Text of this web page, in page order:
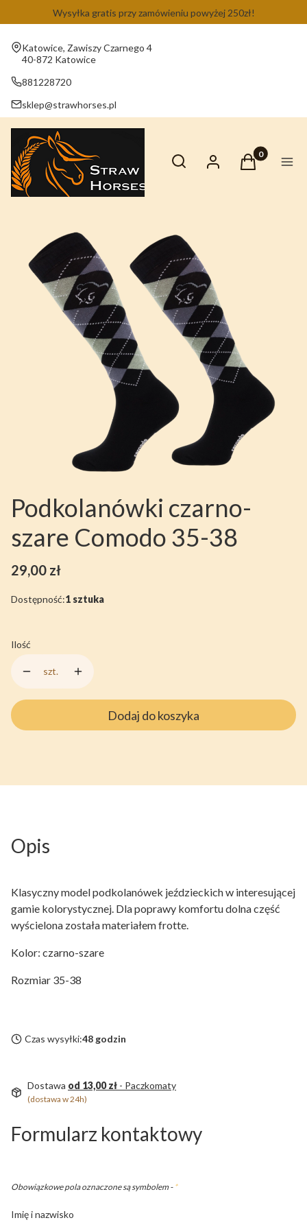
Wysyłka gratis przy zamówieniu powyżej 250zł!
Adres:
Katowice, Zawiszy Czarnego 4
40-872 Katowice
881228720
sklep@strawhorses.pl
Otwórz wyszukiwarkę
Szukaj Zaloguj sięProdukty w
Koszyk
Podkolanówki czarno-
szare Comodo 35-38
Cena
29,00 zł
Dostępność:1 sztuka
Ilość
szt.
Dodaj do koszyka
Opis
Klasyczny model podkolanówek jeździeckich w interesującej
gamie kolorystycznej. Dla poprawy komfortu dolna część
wyścielona została materiałem frotte.
Kolor: czarno-szare
Rozmiar 35-38
Czas wysyłki:48 godzin
Dostawa od 13,00 zł - Paczkomaty
(dostawa w 24h)
Formularz kontaktowy
Obowiązkowe pola oznaczone są symbolem - *
Imię i nazwisko